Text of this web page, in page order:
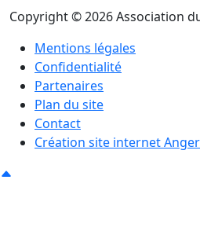
Copyright © 2026 Association
Mentions légales
Confidentialité
Partenaires
Plan du site
Contact
Création site internet